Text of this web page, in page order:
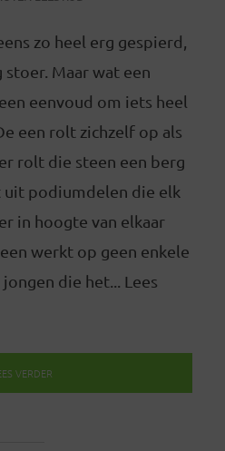
zo heel erg gespierd,
stoer. Maar wat een
eenvoud om iets heel
een rolt zichzelf op als
rolt die steen een berg
uit podiumdelen die elk
in hoogte van elkaar
werkt op geen enkele
die het... Lees
VERDER